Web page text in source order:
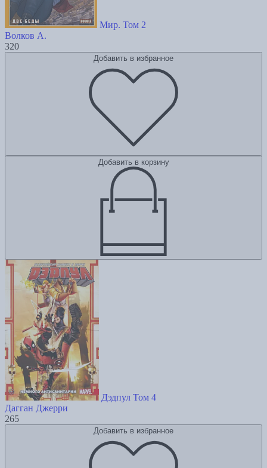
Мир. Том 2
Волков А.
320
Добавить в избранное
Добавить в корзину
Дэдпул Том 4
Дагган Джерри
265
Добавить в избранное